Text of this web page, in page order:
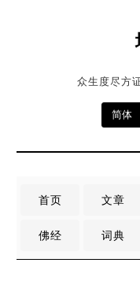
众生度尽方
简体
首页 文章
佛经 词典